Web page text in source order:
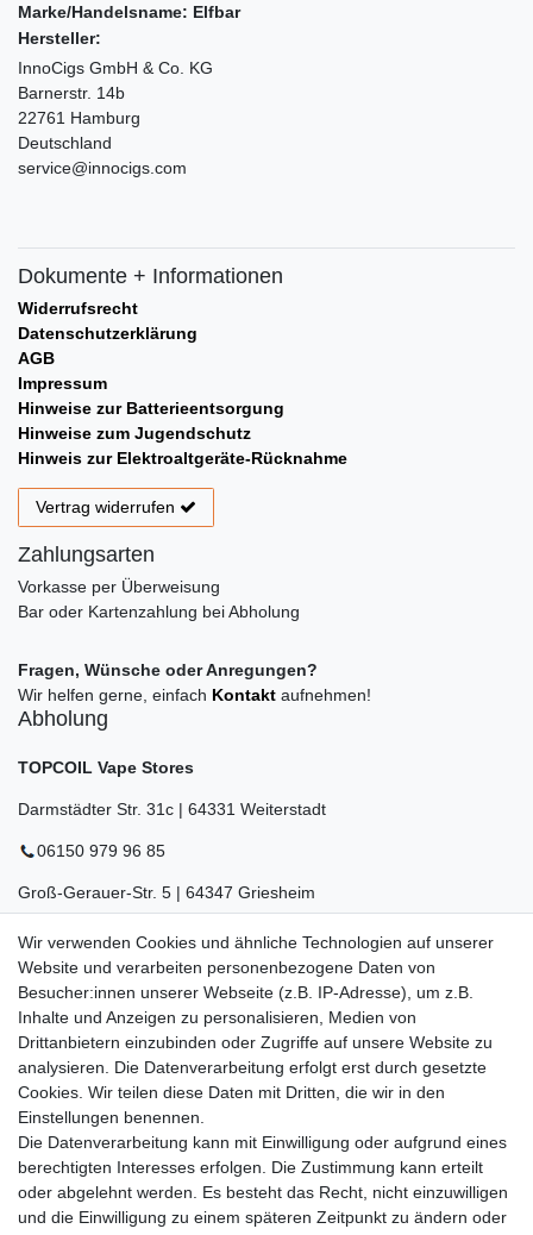
Marke/Handelsname: Elfbar
Hersteller:
InnoCigs GmbH & Co. KG
Barnerstr. 14b
22761 Hamburg
Deutschland
service@innocigs.com
Dokumente + Informationen
Widerrufsrecht
Datenschutzerklärung
AGB
Impressum
Hinweise zur Batterieentsorgung
Hinweise zum Jugendschutz
Hinweis zur Elektroaltgeräte-Rücknahme
Vertrag widerrufen
Zahlungsarten
Vorkasse per Überweisung
Bar oder Kartenzahlung bei Abholung
Fragen, Wünsche oder Anregungen?
Wir helfen gerne, einfach Kontakt aufnehmen!
Abholung
TOPCOIL Vape Stores
Darmstädter Str. 31c | 64331 Weiterstadt
06150 979 96 85
Groß-Gerauer-Str. 5 | 64347 Griesheim
06155 834 88 58
Eberstädter Str. 21 | 64319 Pfungstadt
06157 984 88 55
Öffnungszeiten finden Sie hier: www.topcoil.de
E-MAIL **
Newsletter
Honig
Hiermit bestätige ich, dass ich dieDaten­schutz­erklärunggelesen habe.
Meine Einwilligung kann ich jederzeit widerrufen.**
Wir verwenden Cookies und ähnliche Technologien auf unserer
Website und verarbeiten personenbezogene Daten von
Besucher:innen unserer Webseite (z.B. IP-Adresse), um z.B.
Inhalte und Anzeigen zu personalisieren, Medien von
Drittanbietern einzubinden oder Zugriffe auf unsere Website zu
analysieren. Die Datenverarbeitung erfolgt erst durch gesetzte
Cookies. Wir teilen diese Daten mit Dritten, die wir in den
Einstellungen benennen.
Die Datenverarbeitung kann mit Einwilligung oder aufgrund eines
berechtigten Interesses erfolgen. Die Zustimmung kann erteilt
oder abgelehnt werden. Es besteht das Recht, nicht einzuwilligen
und die Einwilligung zu einem späteren Zeitpunkt zu ändern oder